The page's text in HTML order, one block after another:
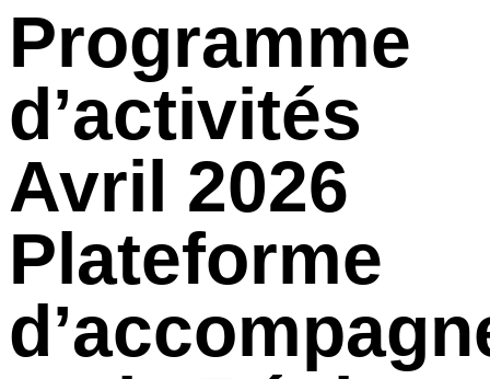
Programme
d’activités
Avril 2026
Plateforme